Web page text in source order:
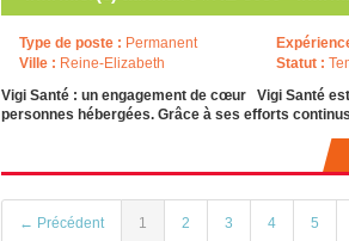
Type de poste : Permanent
Ville : Reine-Elizabeth
Statut :
Vigi Santé : un engagement de cœur Vigi Santé
personnes hébergées. Grâce à ses efforts
← Précédent 1 2 3 4 5